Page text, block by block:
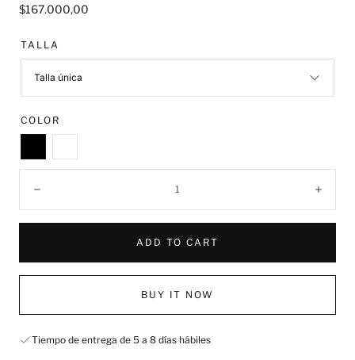
Regular
$167.000,00
TALLA
Talla única
COLOR
ADD TO CART
BUY IT NOW
Tiempo de entrega de 5 a 8 días hábiles